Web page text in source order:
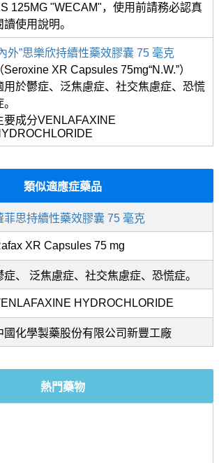
125MG "WECAM"，使用前請務必認真
讀使用說明。
外”思樂欣持續性藥效膠囊 75 毫克
Seroxine XR Capsules 75mg“N.W.”）
用於鬱症、泛焦慮症、社交焦慮症、恐慌
要成分VENLAFAXINE
類似適應症藥品
菲思持續性藥效膠囊 75 毫克
XR Capsules 75 mg
症、 泛焦慮症、社交焦慮症、恐慌症。
HYDROCHLORIDE
國化學製藥股份有限公司新豐工廠
熱門藥物